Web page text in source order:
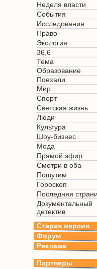
Неделя власти
События
Исследования
Право
Экология
36,6
Тема
Образование
Поехали
Мир
Спорт
Светская жизнь
Люди
Культура
Шоу-бизнес
Мода
Прямой эфир
Смотри в оба
Пошутим
Гороскоп
Последняя
Документальный
детектив
Старая версия
Форум
Реклама
Партнеры